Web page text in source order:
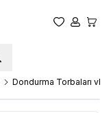
Favorilerim
Hesabım
Dondurma Torbaları vb